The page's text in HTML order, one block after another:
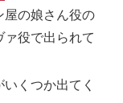
屋の娘さん役の
ァ役で出られて
くつか出てく